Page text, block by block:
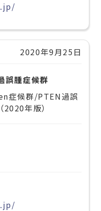
2020年9月25日
誤腫症候群
症候群/PTEN過誤
2020年版）